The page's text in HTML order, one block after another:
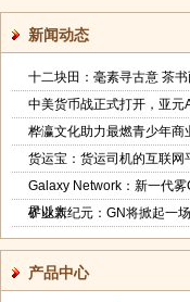
新闻动态
十二块田：毫素寻古意 茶书
中美货币战正式打开，亚元
桦瀛文化助力最燃青少年商
货运宝：货运司机的互联网
Galaxy Network：新一代雾
界以太
矿业新纪元：GN将掀起一
产品中心